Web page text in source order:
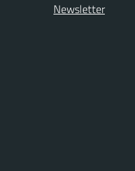
Newsletter